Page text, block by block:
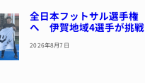
全日本フットサル選手権
へ 伊賀地域4選手が挑戦
2026年8月7日